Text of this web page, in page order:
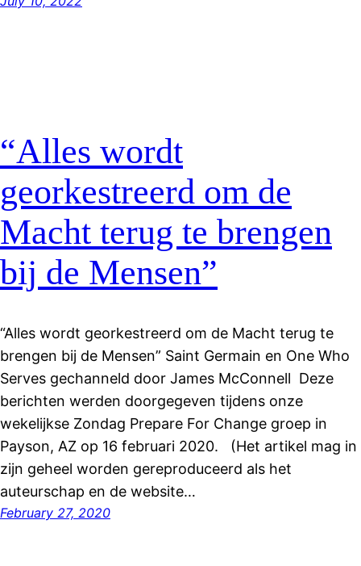
“Alles wordt
georkestreerd om de
Macht terug te brengen
bij de Mensen”
“Alles wordt georkestreerd om de Macht terug te
brengen bij de Mensen” Saint Germain en One Who
Serves gechanneld door James McConnell Deze
berichten werden doorgegeven tijdens onze
wekelijkse Zondag Prepare For Change groep in
Payson, AZ op 16 februari 2020. (Het artikel mag in
zijn geheel worden gereproduceerd als het
auteurschap en de website…
February 27, 2020